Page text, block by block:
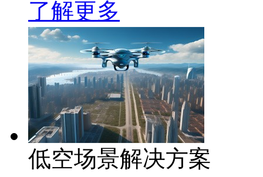
了解更多
低空场景解决方案